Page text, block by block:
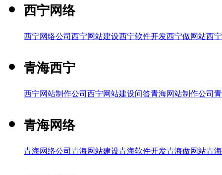
西宁网络
西宁网络公司 西宁网站建设西宁软件开发西宁做网站西
青海西宁
西宁网站制作公司 西宁网站建设问答青海网站制作公司
青海网络
青海网络公司 青海网站建设青海软件开发青海做网站青